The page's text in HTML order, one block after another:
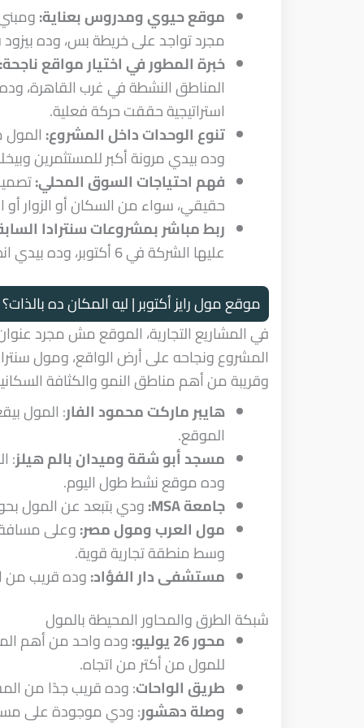
موقع حيوي ومدروس بعناية:
مجرد تواجد على خريطة بس، وده
خبرة المطور في اختيار مواقع ناجحة:
المناطق النشطة في غرب القاهرة،
استراتيجية حققت حركة فعلية.
تنوع الوحدات داخل المشروع:
وده بيدي مرونة أكبر للمستثمرين
فهم احتياجات السوق المحلي:
حقيقي، سواء من السكان أو الزوار أو
ربط مباشر بمشروعات سنترادا
عليها الشركة في 6 أكتوبر، وده بيدي انطباع عن استراتيجية طويلة المدى مش مجرد مشروع منفصل.
موقع مول رايز أكتوبر | ليه المكان ده بالذات؟
في المشاريع التجارية، الموقع مش مجرد
وقريبة من أهم مناطق النمو والكثافة
هايبر ماركت محمود الفار: المول
الموقع.
مسجد أبو شقة وميدان بالم هيلز:
وده موقع نشط طول اليوم.
جامعة MSA:
ودي بتبعد عن المول
مول العرب ومول مصر:وعلى
وسط منطقة تجارية قوية.
مستشفى دار الفؤاد:وده قريب من
شبكة الطرق والمحاور المحيطة بالمول
محور 26 يوليو:
وده واحد من أهم
للمول من أكتر من اتجاه.
طريق الواحات: وده قريب جدًا من
وصلة دهشور: ودي موجودة على